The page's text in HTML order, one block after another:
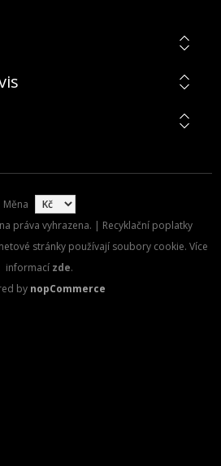
Měna
práva vyhrazena. | Recyklační poplatky
stránky používají soubory cookie. Více
informací zde.
by nopCommerce